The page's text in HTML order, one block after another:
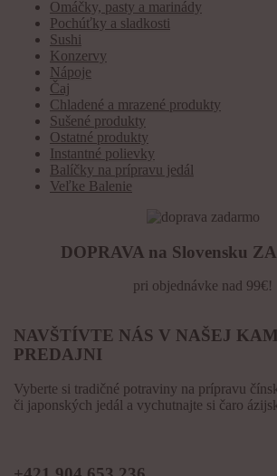
Omáčky, pasty a marinády
Pochúťky a sladkosti
Sushi
Konzervy
Nápoje
Čaj
Chladené a mrazené produkty
Sušené produkty
Ostatné produkty
Instantné polievky
Balíčky na prípravu jedál
Veľke Balenie
DOPRAVA na Slovensku
pri objednávke nad 99€!
NAVŠTÍVTE NÁS V NAŠEJ
PREDAJNI
Vyberte si tradičné potraviny na prípravu
či japonských jedál a vychutnajte si čaro